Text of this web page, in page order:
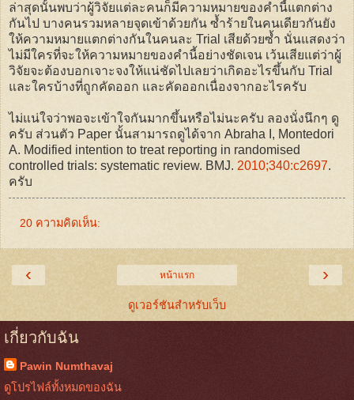
ล่าสุดนั้นพบว่าผู้วิจัยแต่ละคนก็มีความหมายของคำนี้แตกต่าง
กันไป บางคนรวมหลายจุดเข้าด้วยกัน ซ้ำร้ายในคนเดียวกันยัง
ให้ความหมายแตกต่างกันในคนละ Trial เสียด้วยซ้ำ นั่นแสดงว่า
ไม่มีใครที่จะให้ความหมายของคำนี้อย่างชัดเจน เว้นเสียแต่ว่าผู้
วิจัยจะต้องบอกเจาะจงให้แน่ชัดไปเลยว่าเกิดอะไรขึ้นกับ Trial
และใครบ้างที่ถูกคัดออก และคัดออกเนื่องจากอะไรครับ
ไม่แน่ใจว่าพอจะเข้าใจกันมากขึ้นหรือไม่นะครับ ลองนั่งนึกๆ ดู
ครับ ส่วนตัว Paper นั้นสามารถดูได้จาก Abraha I, Montedori
A. Modified intention to treat reporting in randomised
controlled trials: systematic review. BMJ. 2010;340:c2697.
ครับ
20 ความคิดเห็น:
‹ ›
หน้าแรก
ดูเวอร์ชันสำหรับเว็บ
เกี่ยวกับฉัน
Pawin Numthavaj
ดูโปรไฟล์ทั้งหมดของฉัน